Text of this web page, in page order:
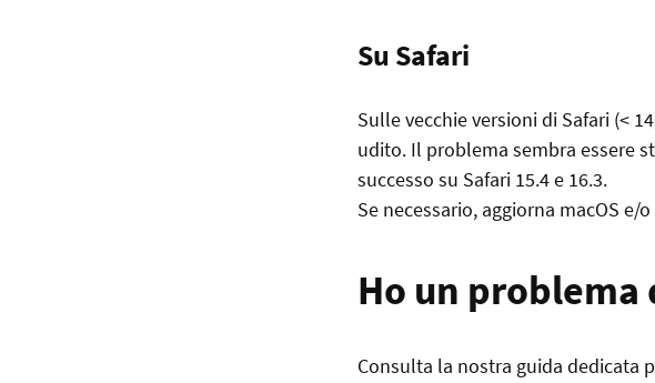
Su Safari
Sulle vecchie versioni di Safari (<
udito. Il problema sembra essere
successo su Safari 15.4 e 16.3.
Se necessario, aggiorna macOS e/
Ho un problema
Consulta la nostra guida dedicata